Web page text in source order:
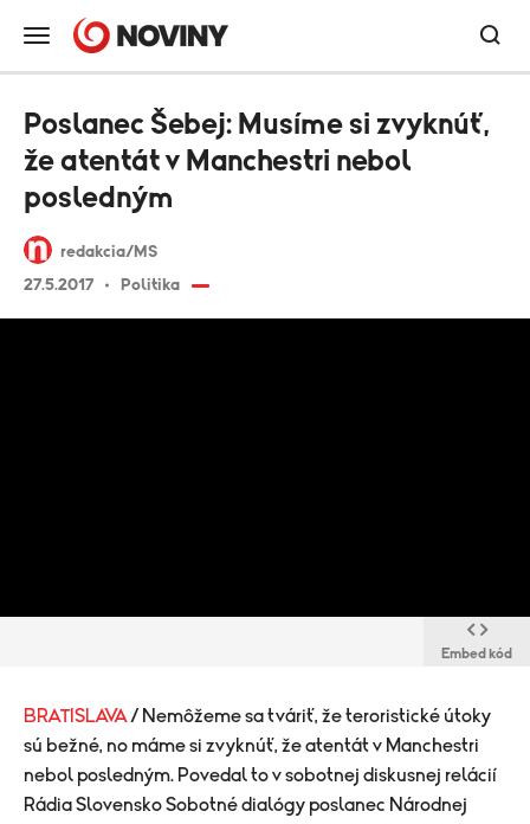
redakcia/MS
27.5.2017
Politika
Poslanec Šebej: Musíme si zvyknúť,
že atentát v Manchestri nebol
posledným
Embed kód
BRATISLAVA / Nemôžeme sa tváriť, že teroristické útoky
sú bežné, no máme si zvyknúť, že atentát v Manchestri
nebol posledným. Povedal to v sobotnej diskusnej relácií
Rádia Slovensko Sobotné dialógy poslanec Národnej